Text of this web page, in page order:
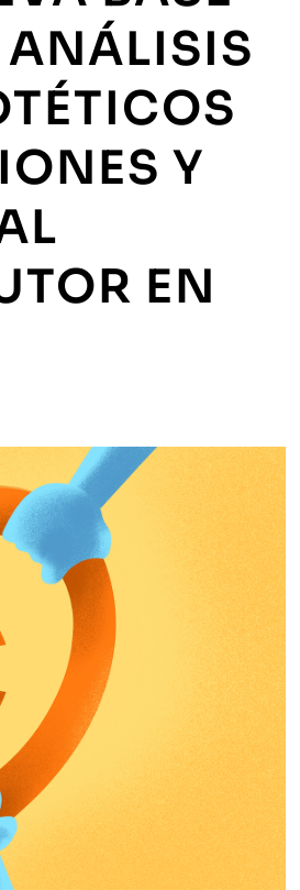
ANÁLISIS
Y
EN